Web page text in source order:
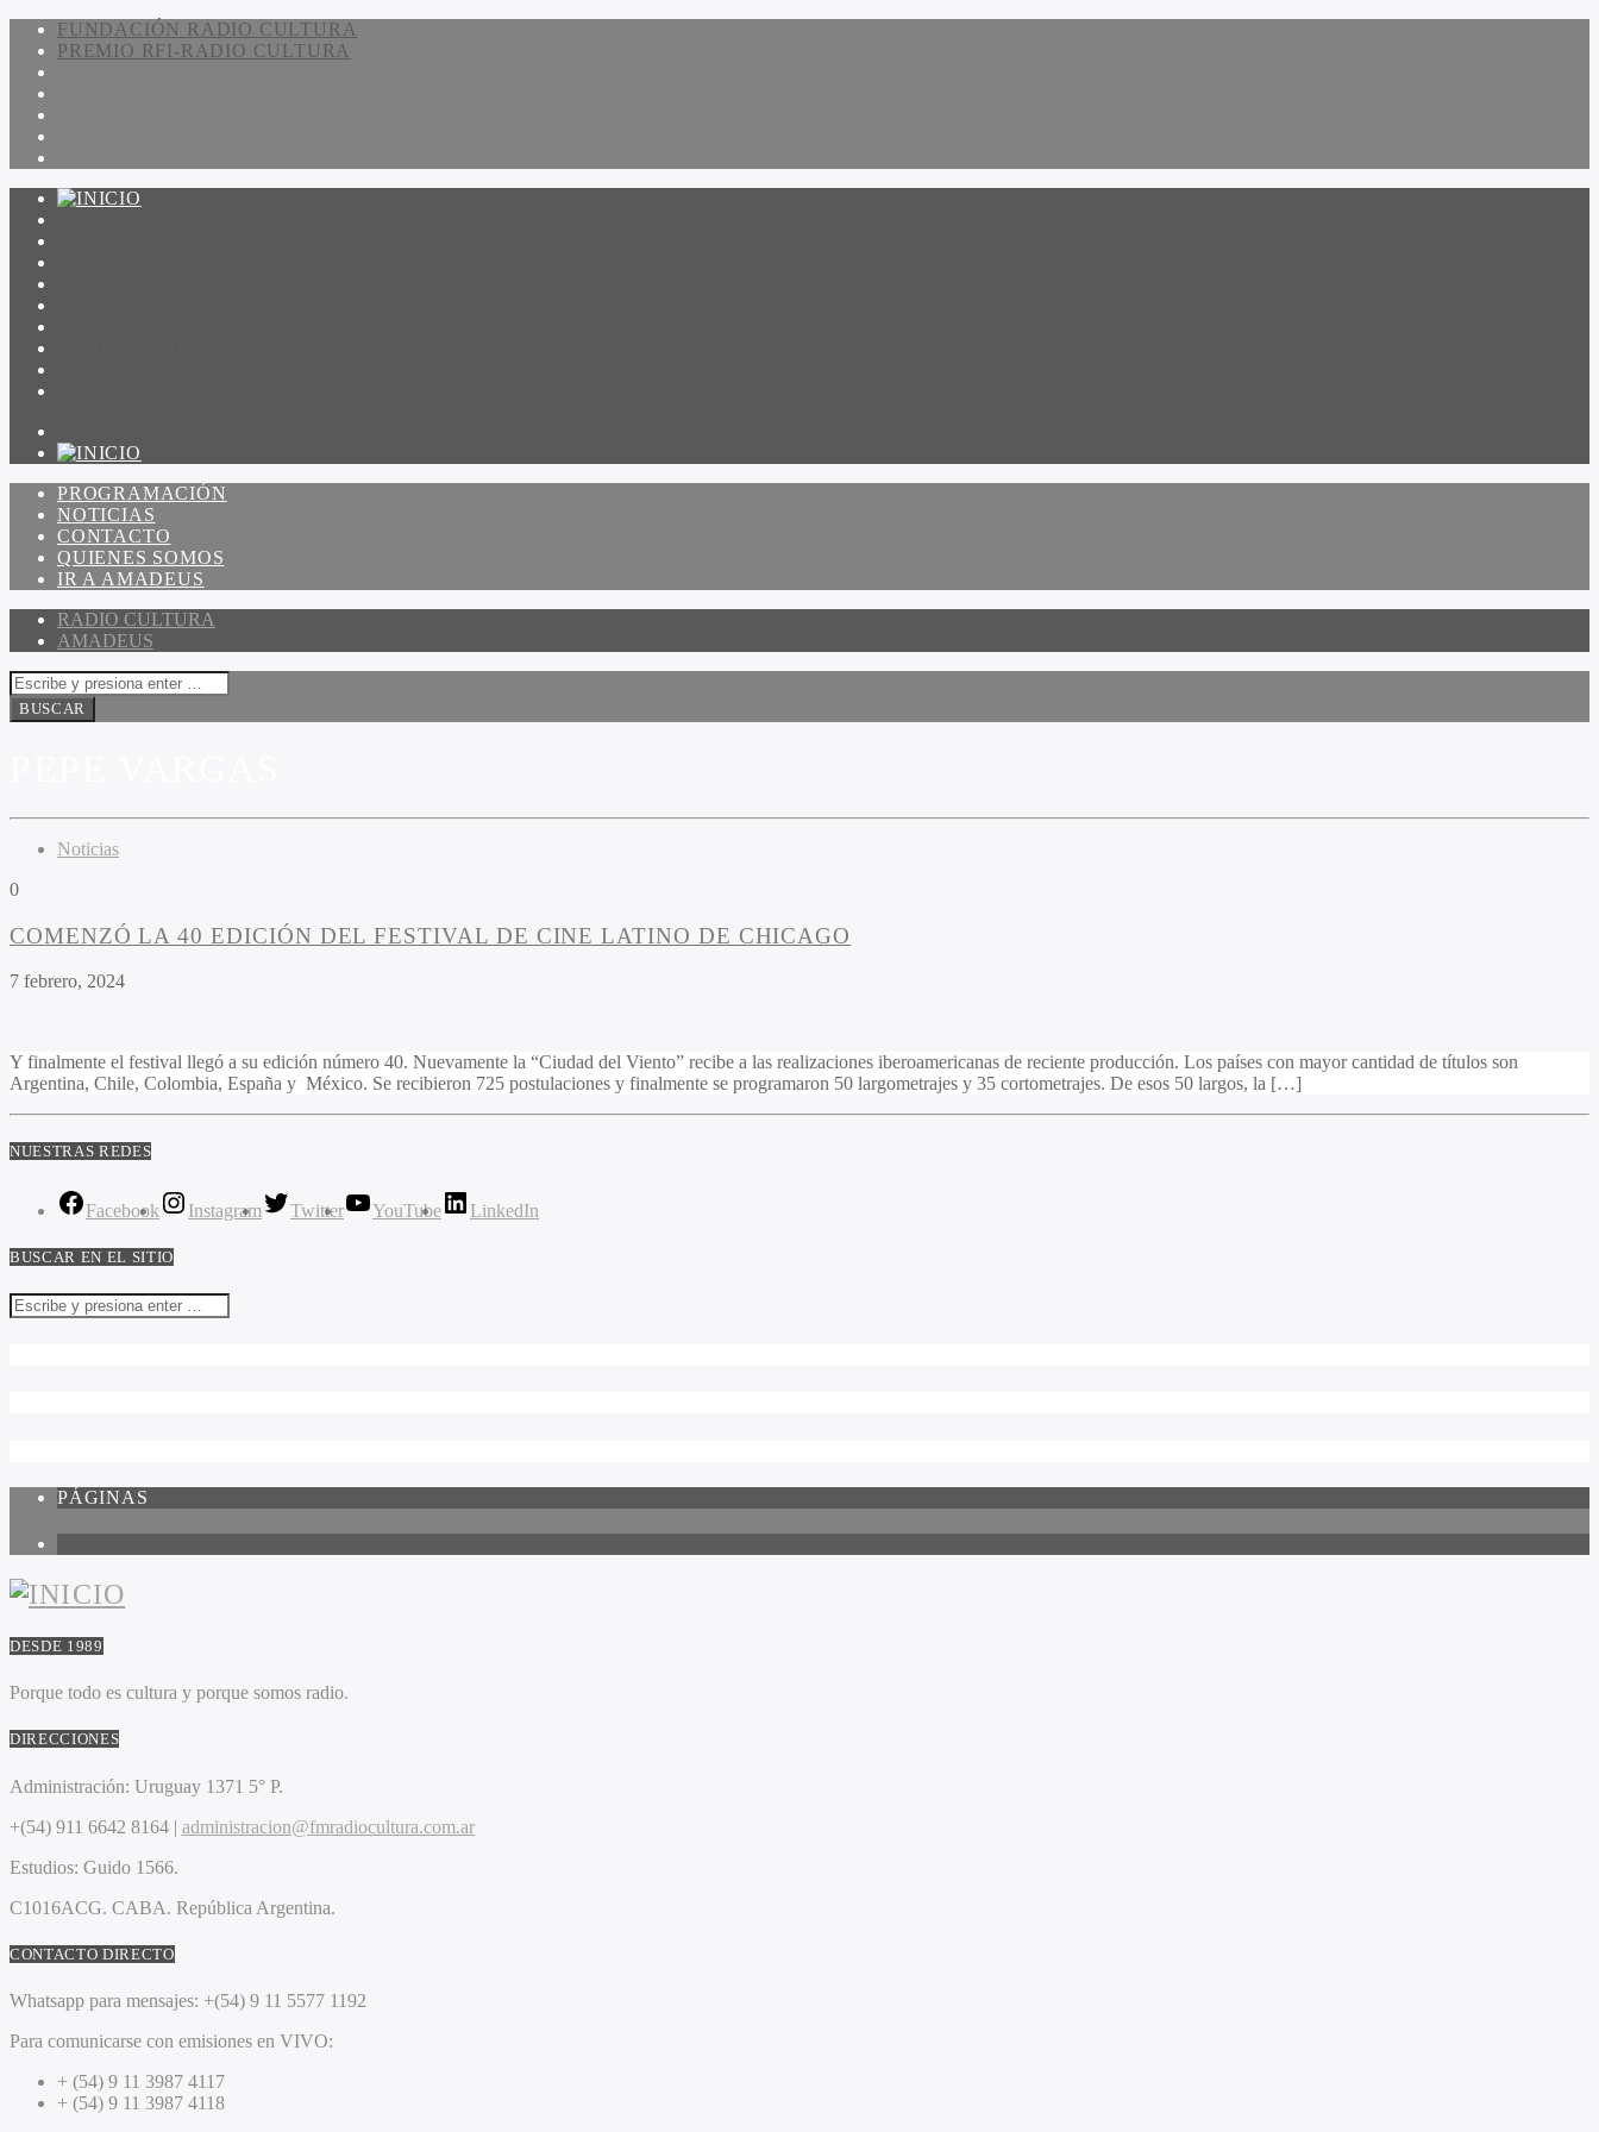
FUNDACIÓN RADIO CULTURA
PREMIO RFI-RADIO CULTURA
PROGRAMACIÓN
NOTICIAS
CONTACTO
QUIENES SOMOS
IR A AMADEUS
RADIO CULTURA
AMADEUS
Noticias
0
COMENZÓ LA 40 EDICIÓN DEL FESTIVAL DE CINE LATINO DE CHICAGO
7 febrero, 2024
Y finalmente el festival llegó a su edición número 40. Nuevamente la “Ciudad del Viento” recibe a las realizaciones iberoamericanas de reciente producción. Los países con mayor cantidad de títulos son
Argentina, Chile, Colombia, España y México. Se recibieron 725 postulaciones y finalmente se programaron 50 largometrajes y 35 cortometrajes. De esos 50 largos, la […]
NUESTRAS REDES
Facebook Instagram Twitter YouTube LinkedIn
BUSCAR EN EL SITIO
PÁGINAS
DESDE 1989
Porque todo es cultura y porque somos radio.
DIRECCIONES
Administración: Uruguay 1371 5° P.
+(54) 911 6642 8164 | administracion@fmradiocultura.com.ar
Estudios: Guido 1566.
C1016ACG. CABA. República Argentina.
CONTACTO DIRECTO
Whatsapp para mensajes: +(54) 9 11 5577 1192
Para comunicarse con emisiones en VIVO:
+ (54) 9 11 3987 4117
+ (54) 9 11 3987 4118